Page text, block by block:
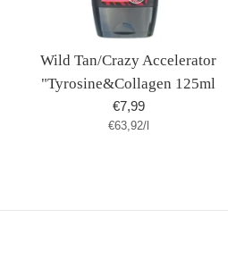
Wild Tan/Crazy Accelerator
"Tyrosine&Collagen 125ml
Normaler
Preis
€7,99
Stückpreis
€63,92/pro
l